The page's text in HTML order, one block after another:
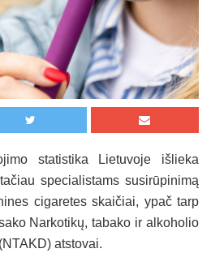
statistika Lietuvoje išlieka
specialistams susirūpinimą
cigaretes skaičiai, ypač tarp
Narkotikų, tabako ir alkoholio
atstovai.